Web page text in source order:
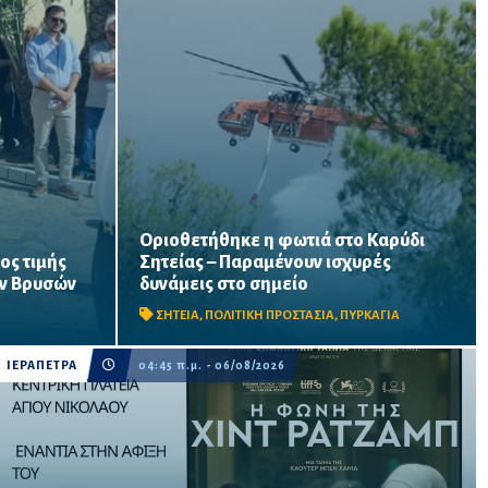
τιμής
Βρυσών
στις
ότι η
αποτελεί
Οριοθετήθηκε η φωτιά στο Καρύδι
Σητείας – Παραμένουν ισχυρές
δυνάμεις στο σημείο
ΣΗΤΕΙΑ, ΠΟΛΙΤΙΚΗ ΠΡΟΣΤΑΣΙΑ, ΠΥΡΚΑΓΙΑ
Στις 6:00 ήχησε το 112 ζητώντας από τους
κατοίκους των περιοχών Ίτανος και
ετοιμότητα
ΙΕΡΑΠΕΤΡΑ 04:45 π.μ. - 06/08/2026